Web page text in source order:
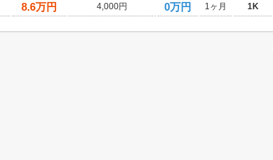
8.6万円 4,000円 0万円 1ヶ月 1K